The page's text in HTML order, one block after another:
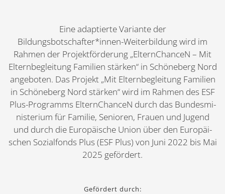
Eine adaptierte Variante der
Bildungsbotschafter*innen-Weiterbildung wird im
Rahmen der Projekt­för­derung „Eltern­ChanceN – Mit
Eltern­be­gleitung Familien stärken“ in Schöneberg Nord
angeboten. Das Projekt „Mit Eltern­be­gleitung Familien
in Schöneberg Nord stärken“ wird im Rahmen des ESF
Plus-Programms Eltern­ChanceN durch das Bundes­mi­
nis­terium für Familie, Senioren, Frauen und Jugend
und durch die Europäische Union über den Europäi­
schen Sozial­fonds Plus (ESF Plus) von Juni 2022 bis Mai
2025 gefördert.
Gefördert durch: